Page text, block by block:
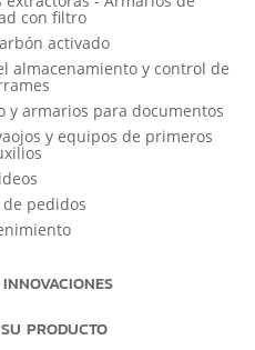
con filtro
activado
almacenamiento y control de
y armarios para documentos
y equipos de primeros
de pedidos
PRODUCTO